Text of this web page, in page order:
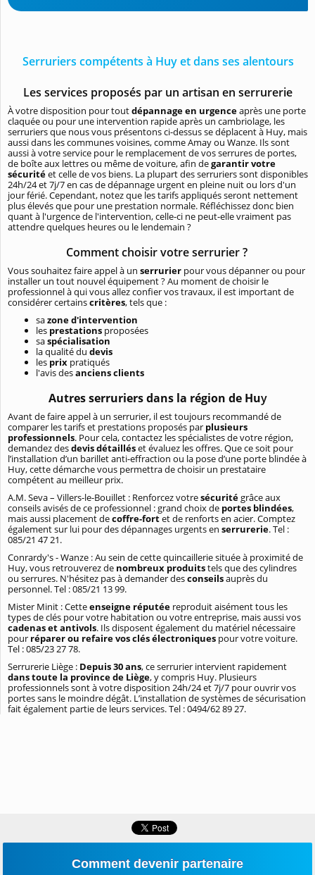
Serruriers compétents à Huy et dans ses alentours
Les services proposés par un artisan en serrurerie
À votre disposition pour toutdépannage en urgenceaprès une porte
claquée ou pour une intervention rapide après un cambriolage, les
serruriers que nous vous présentons ci-dessus se déplacent à Huy, mais
aussi dans les communes voisines, comme Amay ou Wanze. Ils sont
aussi à votre service pour le remplacement de vos serrures de portes,
de boîte aux lettres ou même de voiture, afin degarantir votre
sécuritéet celle de vos biens. La plupart des serruriers sont disponibles
24h/24 et 7j/7 en cas de dépannage urgent en pleine nuit ou lors d'un
jour férié. Cependant, notez que les tarifs appliqués seront nettement
plus élevés que pour une prestation normale. Réfléchissez donc bien
quant à l'urgence de l'intervention, celle-ci ne peut-elle vraiment pas
attendre quelques heures ou le lendemain ?
Comment choisir votre serrurier ?
Vous souhaitez faire appel à un serrurier pour vous dépanner ou pour
installer un tout nouvel équipement ? Au moment de choisir le
professionnel à qui vous allez confier vos travaux, il est important de
considérer certainscritères, tels que :
sazone d'intervention
les prestations proposées
saspécialisation
la qualité du devis
les prix pratiqués
l'avis desanciens clients
Autres serruriers dans la région de Huy
Avant de faire appel à un serrurier, il est toujours recommandé de
comparer les tarifs et prestations proposés par plusieurs
professionnels. Pour cela, contactez les spécialistes de votre région,
demandez desdevis détailléset évaluez les offres. Que ce soit pour
l’installation d’un barillet anti-effraction ou la pose d’une porte blindée à
Huy, cette démarche vous permettra de choisir un prestataire
compétent au meilleur prix.
A.M. Seva – Villers-le-Bouillet : Renforcez votresécuritégrâce aux
conseils avisés de ce professionnel : grand choix de portes blindées,
mais aussi placement decoffre-fortet de renforts en acier. Comptez
également sur lui pour des dépannages urgents en serrurerie. Tel :
085/21 47 21.
Conrardy's - Wanze : Au sein de cette quincaillerie située à proximité de
Huy, vous retrouverez de nombreux produitstels que des cylindres
ou serrures. N'hésitez pas à demander desconseilsauprès du
personnel. Tel : 085/21 13 99.
Mister Minit : Cetteenseigne réputée reproduit aisément tous les
types de clés pour votre habitation ou votre entreprise, mais aussi vos
cadenas et antivols. Ils disposent également du matériel nécessaire
pour réparer ou refaire vos clés électroniques pour votre voiture.
Tel : 085/23 27 78.
Serrurerie Liège : Depuis 30 ans, ce serrurier intervient rapidement
dans toute la province de Liège, y compris Huy. Plusieurs
professionnels sont à votre disposition 24h/24 et 7j/7 pour ouvrir vos
portes sans le moindre dégât. L’installation de systèmes de sécurisation
fait également partie de leurs services. Tel : 0494/62 89 27.
Comment devenir partenaire